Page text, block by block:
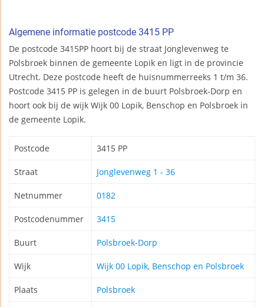
Algemene informatie postcode 3415 PP
De postcode 3415PP hoort bij de straat Jonglevenweg te
Polsbroek binnen de gemeente Lopik en ligt in de provincie
Utrecht. Deze postcode heeft de huisnummerreeks 1 t/m 36.
Postcode 3415 PP is gelegen in de buurt Polsbroek-Dorp en
hoort ook bij de wijk Wijk 00 Lopik, Benschop en Polsbroek in
de gemeente Lopik.
Postcode 3415 PP
Straat Jonglevenweg 1 - 36
Netnummer 0182
Postcodenummer 3415
Buurt Polsbroek-Dorp
Wijk Wijk 00 Lopik, Benschop en Polsbroek
Plaats Polsbroek